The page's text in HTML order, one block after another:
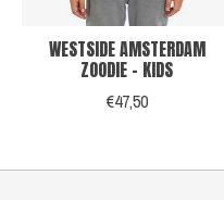
WESTSIDE AMSTERDAM
ZOODIE - KIDS
€47,50